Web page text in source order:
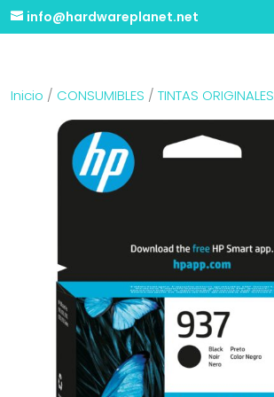
info@hardwareplanet.net
Inicio / CONSUMIBLES / TINTAS ORIGINALES